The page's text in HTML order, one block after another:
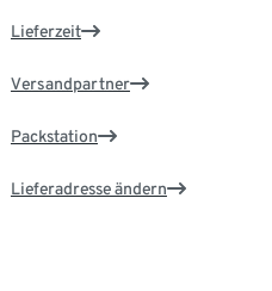
Lieferzeit
Versandpartner
Packstation
Lieferadresse ändern